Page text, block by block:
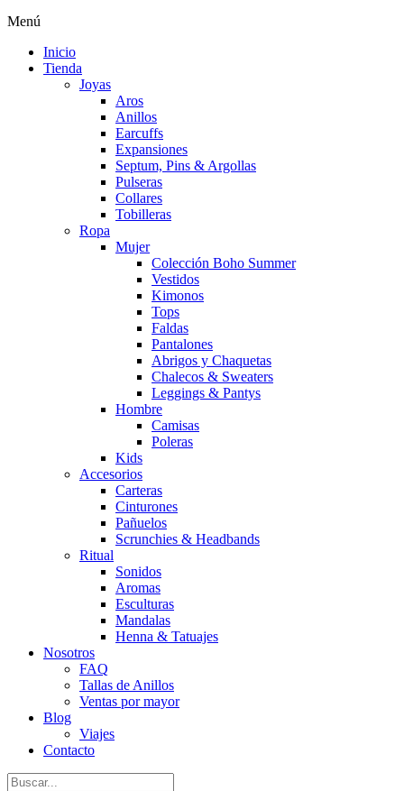
Menú
Inicio
Tienda
Joyas
Aros
Anillos
Earcuffs
Expansiones
Septum, Pins & Argollas
Pulseras
Collares
Tobilleras
Ropa
Mujer
Colección Boho Summer
Vestidos
Kimonos
Tops
Faldas
Pantalones
Abrigos y Chaquetas
Chalecos & Sweaters
Leggings & Pantys
Hombre
Camisas
Poleras
Kids
Accesorios
Carteras
Cinturones
Pañuelos
Scrunchies & Headbands
Ritual
Sonidos
Aromas
Esculturas
Mandalas
Henna & Tatuajes
Nosotros
FAQ
Tallas de Anillos
Ventas por mayor
Blog
Viajes
Contacto